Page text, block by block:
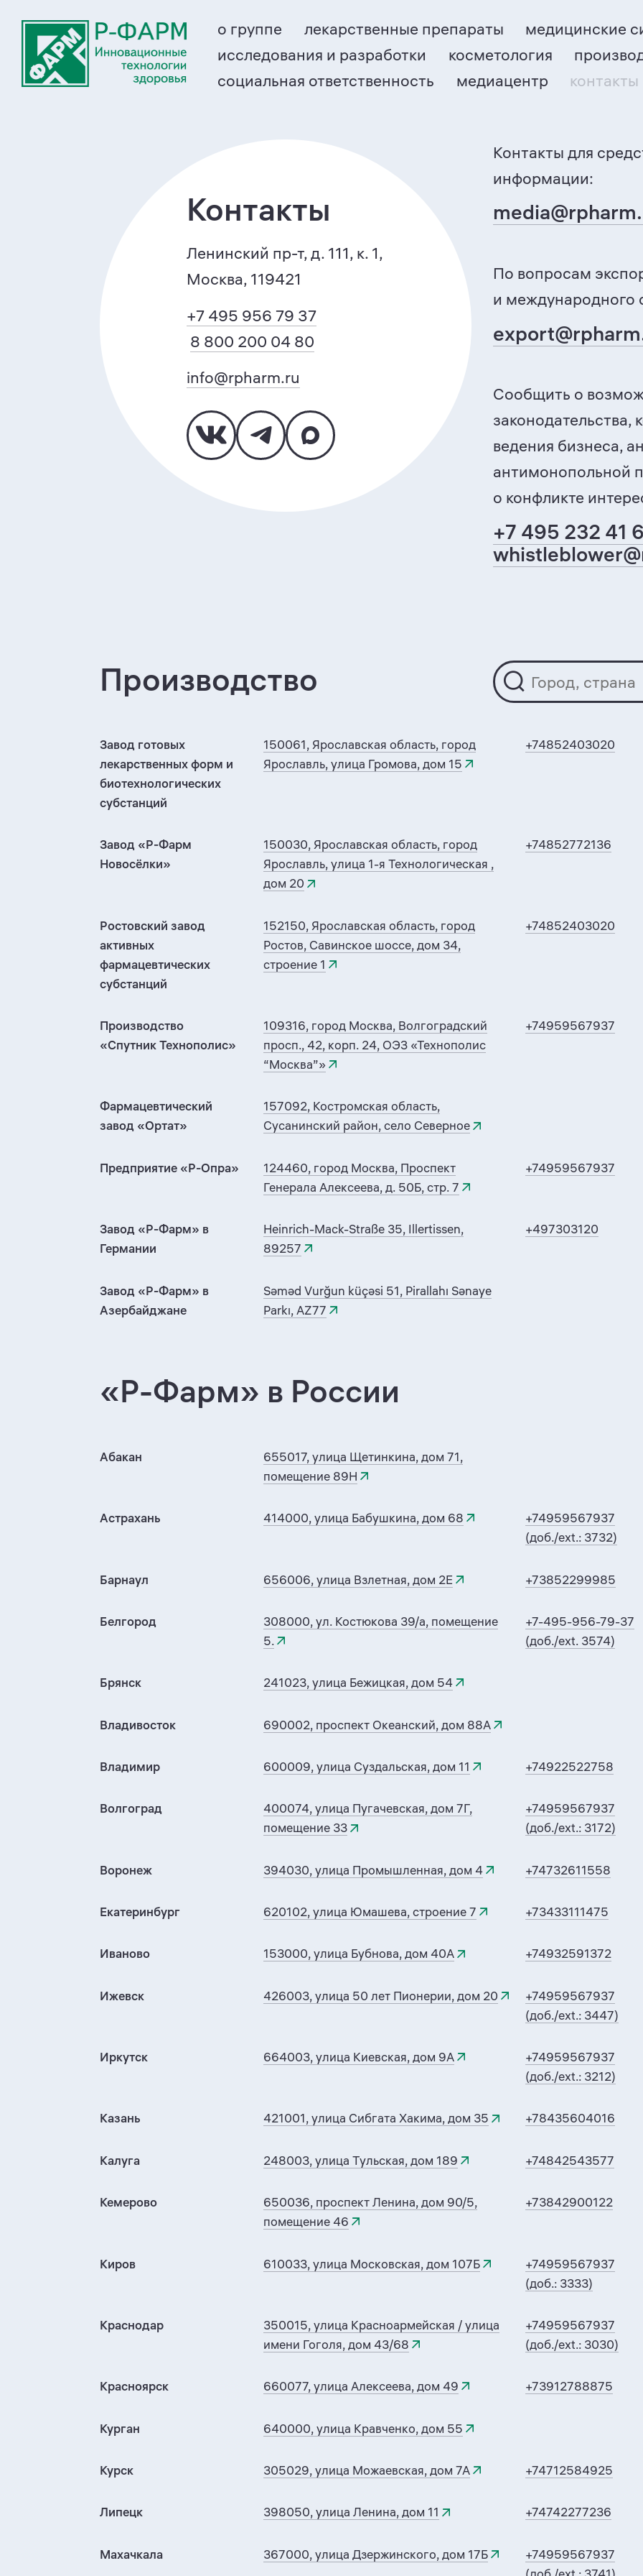
о группе лекарственные препараты
медицинские
исследования и разработки
косметология
социальная ответственность
медиацентр контакты
Контакты
Ленинский пр-т, д. 111, к. 1,
Москва, 119421
+7 495 956 79 37
8 800 200 04 80
info@rpharm.ru
Контакты для
информации:
По вопросам
и международного
Сообщить о
законодательства,
ведения бизнеса,
антимонопольной
о конфликте
+7 495 232 41
Производство
Завод готовых
лекарственных форм и
биотехнологических
субстанций
150061, Ярославская область, город
Ярославль, улица Громова, дом 15
+74852403020
Завод «Р-Фарм
Новосёлки»
150030, Ярославская область, город
Ярославль, улица 1-я Технологическая ,
дом 20
+74852772136
Ростовский завод
активных
фармацевтических
субстанций
152150, Ярославская область, город
Ростов, Савинское шоссе, дом 34,
строение 1
+74852403020
Производство
«Спутник Технополис»
109316, город Москва, Волгоградский
просп., 42, корп. 24, ОЭЗ «Технополис
“Москва”»
+74959567937
Фармацевтический
завод «Ортат»
157092, Костромская область,
Сусанинский район, село Северное
Предприятие «Р-Опра»
124460, город Москва, Проспект
Генерала Алексеева, д. 50Б, стр. 7
+74959567937
Завод «Р-Фарм» в
Германии
Heinrich-Mack-Straße 35, Illertissen,
89257
+497303120
Завод «Р-Фарм» в
Азербайджане
Səməd Vurğun küçəsi 51, Pirallahı Sənaye
Parkı, AZ77
«Р-Фарм» в России
Абакан
655017, улица Щетинкина, дом 71,
помещение 89Н
Астрахань 414000, улица Бабушкина, дом 68
+74959567937
(доб./ext.: 3732)
Барнаул 656006, улица Взлетная, дом 2Е +73852299985
Белгород
308000, ул. Костюкова 39/а, помещение
5.
+7-495-956-79-37
(доб./ext. 3574)
Брянск 241023, улица Бежицкая, дом 54
Владивосток 690002, проспект Океанский, дом 88А
Владимир 600009, улица Суздальская, дом 11 +74922522758
Волгоград
400074, улица Пугачевская, дом 7Г,
помещение 33
+74959567937
(доб./ext.: 3172)
Воронеж 394030, улица Промышленная, дом 4 +74732611558
Екатеринбург 620102, улица Юмашева, строение 7 +73433111475
Иваново 153000, улица Бубнова, дом 40А +74932591372
Ижевск 426003, улица 50 лет Пионерии, дом 20
+74959567937
(доб./ext.: 3447)
Иркутск 664003, улица Киевская, дом 9А
+74959567937
(доб./ext.: 3212)
Казань 421001, улица Сибгата Хакима, дом 35 +78435604016
Калуга 248003, улица Тульская, дом 189 +74842543577
Кемерово
650036, проспект Ленина, дом 90/5,
помещение 46
+73842900122
Киров 610033, улица Московская, дом 107Б
+74959567937
(доб.: 3333)
Краснодар
350015, улица Красноармейская / улица
имени Гоголя, дом 43/68
+74959567937
(доб./ext.: 3030)
Красноярск 660077, улица Алексеева, дом 49 +73912788875
Курган 640000, улица Кравченко, дом 55
Курск 305029, улица Можаевская, дом 7А +74712584925
Липецк 398050, улица Ленина, дом 11 +74742277236
Махачкала 367000, улица Дзержинского, дом 17Б
+74959567937